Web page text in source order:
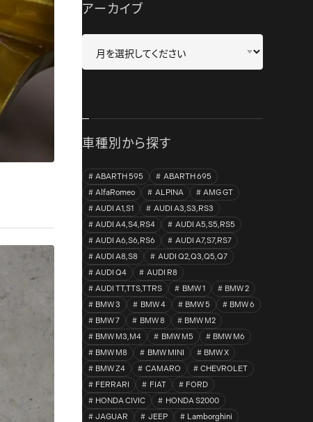
アーカイブ
車種別から探す
ABARTH 595
ABARTH 695
AlfaRomeo
ALPINA
AMG GT
AUDI A1,S1
AUDI A3,S3,RS3
AUDI A4,S4,RS4
AUDI A5,S5,RS5
AUDI A6,S6,RS6
AUDI A7,S7,RS7
AUDI A8,S8
AUDI Q2,Q3,Q5,Q7
AUDI Q4
AUDI R8
AUDI TT,TTS,TTRS
BMW 1
BMW 2
BMW 3
BMW 4 BMW 5
BMW 6
BMW 7
BMW 8
BMW M2
BMW M3,M4
BMW M5
BMW M6
BMW M8
BMW MINI
BMW X
BMW Z4
CAMARO
CHEVROLET
FERRARI
FIAT
FORD
HONDA CIVIC
HONDA S2000
JAGUAR
JEEP
Lamborghini